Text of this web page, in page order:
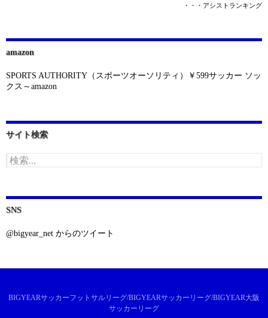
・・・アシストランキング
amazon
SPORTS AUTHORITY（スポーツオーソリティ）￥599サッカー ソッ
クス～amazon
サイト検索
検
索:
SNS
@bigyear_net からのツイート
BIGYEARサッカーフットサルリーグ/BIGYEARサッカーリーグ/BIGYEAR大阪
サッカーリーグ